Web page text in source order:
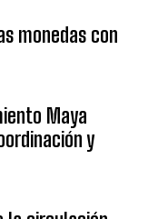
monedas con
Maya
y